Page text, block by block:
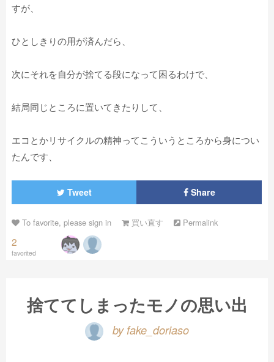
すが、
ひとしきりの用が済んだら、
次にそれを自分が捨てる段になって困るわけで、
結局同じところに置いてきたりして、
エコとかリサイクルの精神ってこういうところから身につい
たんです、
Tweet Share
To favorite, please sign in 買い直す Permalink
2
favorited
捨ててしまったモノの思い出
by fake_doriaso